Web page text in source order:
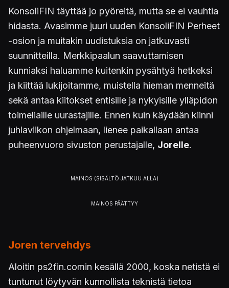
KonsoliFIN täyttää jo pyöreitä, mutta se ei vauhtia
hidasta. Avasimme juuri uuden KonsoliFIN Perheet
-osion ja muitakin uudistuksia on jatkuvasti
suunnitteilla. Merkkipaalun saavuttamisen
kunniaksi haluamme kuitenkin pysähtyä hetkeksi
ja kiittää lukijoitamme, muistella hieman menneitä
sekä antaa kiitokset entisille ja nykyisille ylläpidon
toimeliaille uurastajille. Ennen kuin käydään kiinni
juhlaviikon ohjelmaan, lienee paikallaan antaa
puheenvuoro sivuston perustajalle, Jorelle.
Joren tervehdys
Aloitin ps2fin.comin kesällä 2000, koska netistä ei
tuntunut löytyvän kunnollista teknistä tietoa